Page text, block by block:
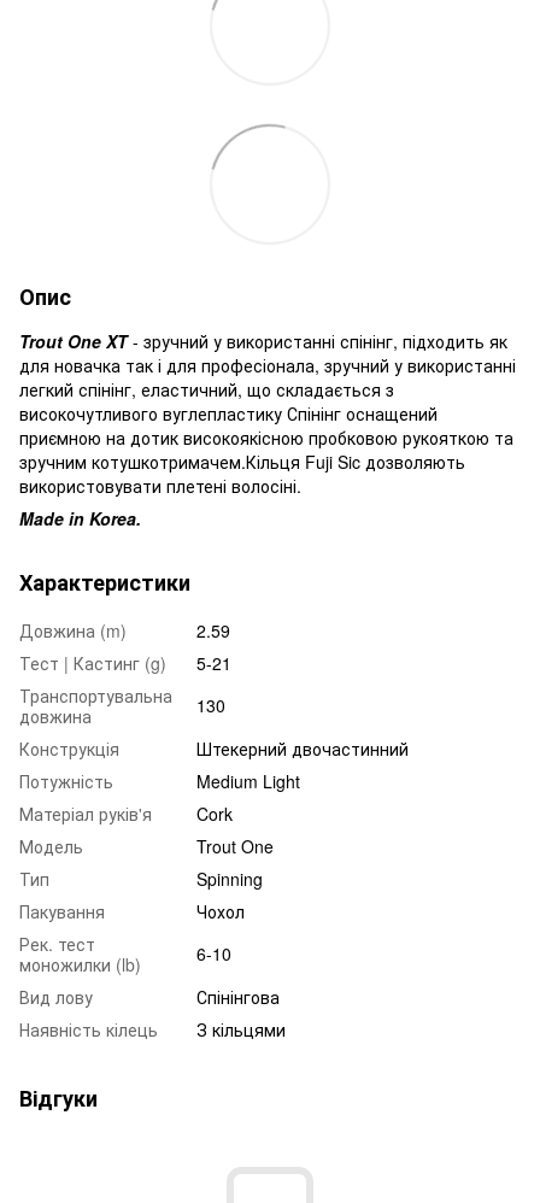
Опис
Trout One XT- зручний у використанні спінінг, підходить як
для новачка так і для професіонала, зручний у використанні
легкий спінінг, еластичний, що складається з
високочутливого вуглепластику Спінінг оснащений
приємною на дотик високоякісною пробковою рукояткою та
зручним котушкотримачем.Кільця Fuji Sic дозволяють
використовувати плетені волосіні.
Made in Korea.
Характеристики
Довжина (m)
2.59
Тест | Кастинг (g)
5-21
Транспортувальна
довжина
130
Конструкція
Штекерний двочастинний
Потужність
Medium Light
Матеріал руків'я
Cork
Модель
Trout One
Тип
Spinning
Пакування
Чохол
Рек. тест
моножилки (lb)
6-10
Вид лову
Спінінгова
Наявність кілець
З кільцями
Відгуки